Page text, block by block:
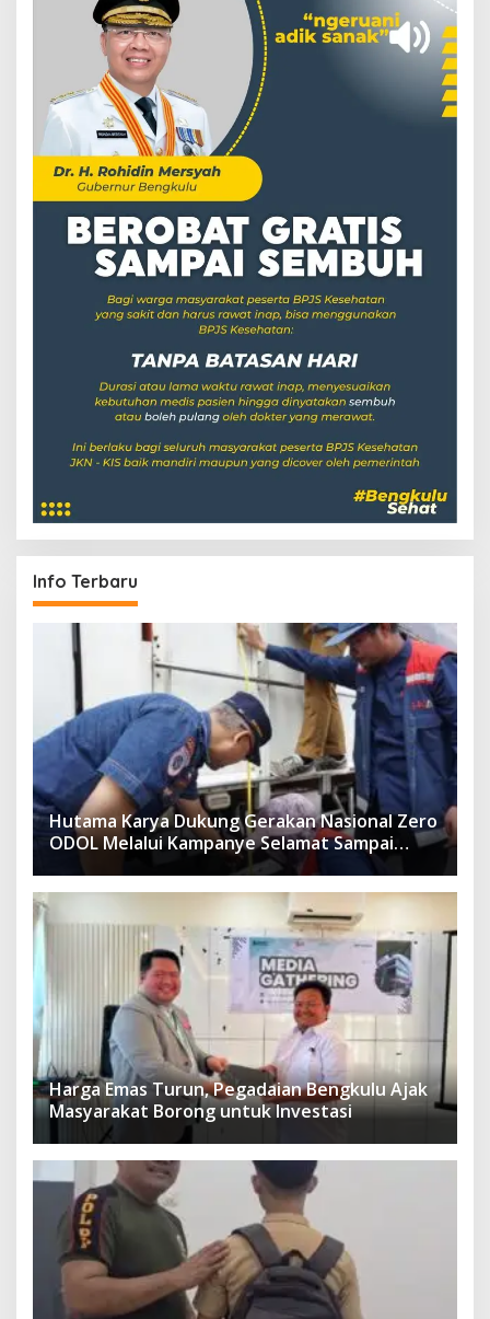
Info Terbaru
Hutama Karya Dukung Gerakan Nasional Zero
ODOL Melalui Kampanye Selamat Sampai
Harga Emas Turun, Pegadaian Bengkulu Ajak
Masyarakat Borong untuk Investasi